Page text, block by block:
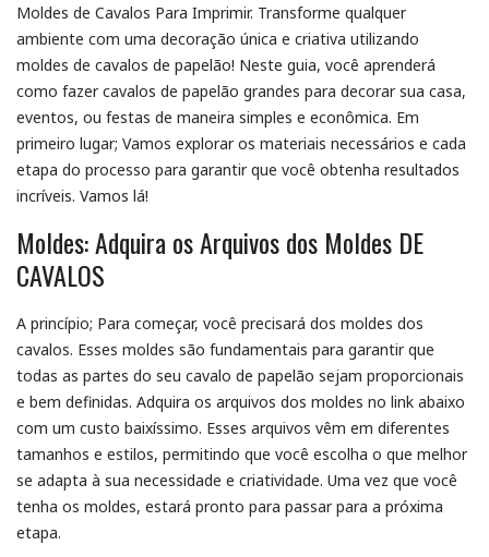
Moldes de Cavalos Para Imprimir. Transforme qualquer
ambiente com uma decoração única e criativa utilizando
moldes de cavalos de papelão! Neste guia, você aprenderá
como fazer cavalos de papelão grandes para decorar sua casa,
eventos, ou festas de maneira simples e econômica. Em
primeiro lugar; Vamos explorar os materiais necessários e cada
etapa do processo para garantir que você obtenha resultados
incríveis. Vamos lá!
Moldes: Adquira os Arquivos dos Moldes DE
CAVALOS
A princípio; Para começar, você precisará dos moldes dos
cavalos. Esses moldes são fundamentais para garantir que
todas as partes do seu cavalo de papelão sejam proporcionais
e bem definidas. Adquira os arquivos dos moldes no link abaixo
com um custo baixíssimo. Esses arquivos vêm em diferentes
tamanhos e estilos, permitindo que você escolha o que melhor
se adapta à sua necessidade e criatividade. Uma vez que você
tenha os moldes, estará pronto para passar para a próxima
etapa.